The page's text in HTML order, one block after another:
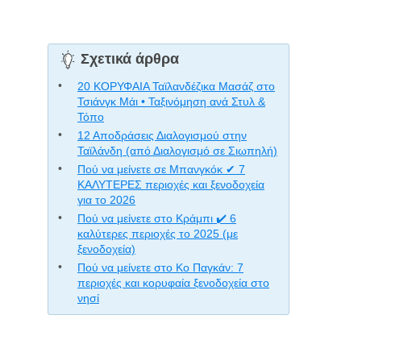
Σχετικά άρθρα
20 ΚΟΡΥΦΑΙΑ Ταϊλανδέζικα Μασάζ στο
Τσιάνγκ Μάι • Ταξινόμηση ανά Στυλ &
Τόπο
12 Αποδράσεις Διαλογισμού στην
Ταϊλάνδη (από Διαλογισμό σε Σιωπηλή)
Πού να μείνετε σε Μπανγκόκ ✔ 7
ΚΑΛΥΤΕΡΕΣ περιοχές και ξενοδοχεία
για το 2026
Πού να μείνετε στο Κράμπι ✔️ 6
καλύτερες περιοχές το 2025 (με
ξενοδοχεία)
Πού να μείνετε στο Κο Παγκάν: 7
περιοχές και κορυφαία ξενοδοχεία στο
νησί